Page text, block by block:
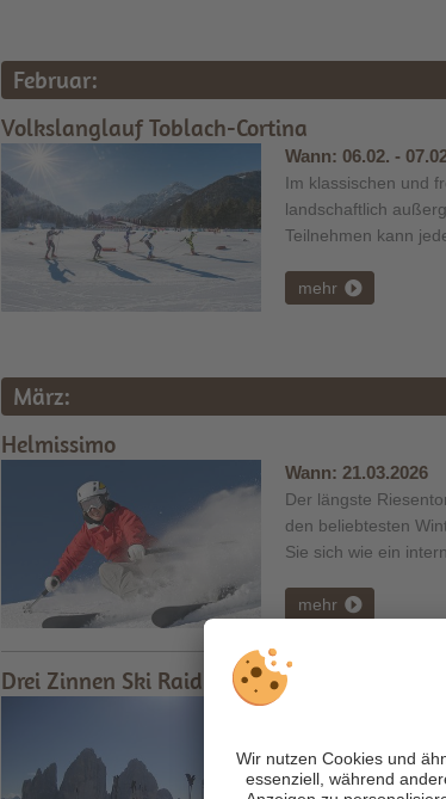
Februar:
Volkslanglauf Toblach-Cortina
Wann: 06.02. -
Im klassischen und
landschaftlich
Teilnehmen kann
mehr
März:
Helmissimo
Wann: 21.03.2026
Der längste
den beliebtesten
Sie sich wie ein
mehr
Drei Zinnen Ski Raid
in Sexten, führt über
und zurück zur